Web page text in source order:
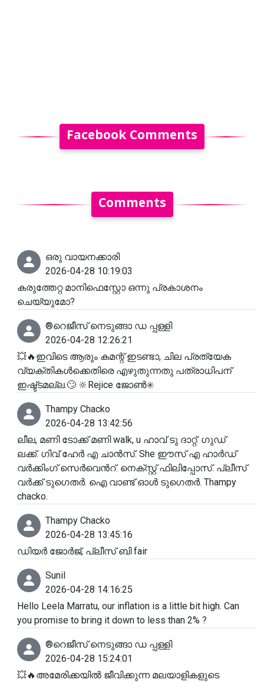
Facebook Comments
Comments
ഒരു വായനക്കാരി
2026-04-28 10:19:03
കരുത്തേറ്റ മാനിഫെസ്റ്റോ ഒന്നു പ്രകാശനം
ചെയ്യുമോ?
®️റെജീസ് നെടുങ്ങാ ഡ പ്പള്ളി
2026-04-28 12:26:21
💥🔥ഇവിടെ ആരും കമന്റ്‌ ഇടണ്ടാ, ചില പ്രത്യേക
വ്യക്തികൾക്കെതിരെ എഴുതുന്നതു പത്രാധിപന്
ഇഷ്ട്ടമല്ല.🙄 🔆Rejice ജോൺ✳️
Thampy Chacko
2026-04-28 13:42:56
ലീല, മണി ടോക്ക് മണി walk, u ഹാവ് ടു ദാറ്റ്‌. ഗുഡ്
ലക്ക്. ഗിവ് ഹേർ എ ചാൻസ്. She ഈസ്‌ എ ഹാർഡ്
വർക്കിംഗ്‌ സെർവെൻറ്. നെക്സ്റ്റ് ഫിലിപ്പോസ്. പ്ലീസ്
വർക്ക്‌ ടുഗെതർ. ഐ വാണ്ട്‌ ഓൾ ടുഗെതർ. Thampy
chacko.
Thampy Chacko
2026-04-28 13:45:16
ഡിയർ ജോർജ്, പ്ലീസ് ബി fair
Sunil
2026-04-28 14:16:25
Hello Leela Marratu, our inflation is a little bit high. Can
you promise to bring it down to less than 2% ?
®️റെജീസ് നെടുങ്ങാ ഡ പ്പള്ളി
2026-04-28 15:24:01
💥🔥അമേരിക്കയിൽ ജീവിക്കുന്ന മലയാളികളുടെ